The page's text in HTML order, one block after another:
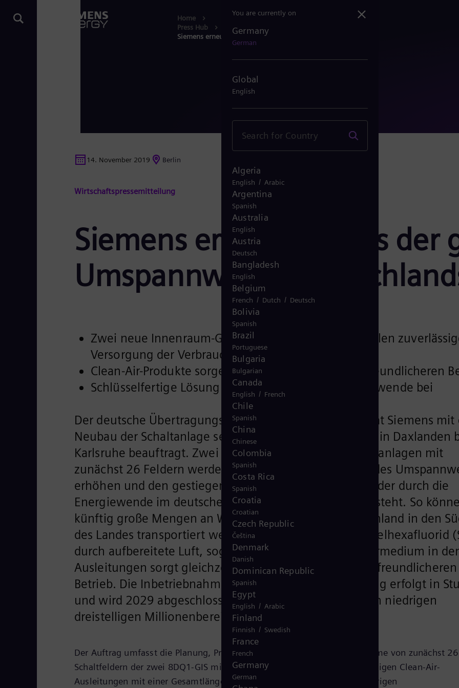
Home
Press Hub
Siemens erneuert eines der größten Umspa...
14. November 2019 Berlin
Wirtschaftspressemitteilung
Siemens erneuert eines der
Umspannwerke
Zwei neue Innenraum-GIS erhöhen Leistung und stellen
Versorgung der Verbraucher sicher
Clean-Air-Produkte sorgen für einen deutlich klimafreundlicheren
Schlüsselfertige Lösung trägt wesentlich zur Energiewende bei
Der deutsche Übertragungsnetzbetreiber TransnetBW hat Siemens mit
Neubau der Schaltanlage seines 380-kV-Umspannwerks in Daxlanden
Karlsruhe beauftragt. Zwei neue gasisolierte Innenraumanlagen mit
zunächst 26 Feldern werden die Übertragungsleistung des
erhöhen und den gestiegenen Transportbedarf decken, der durch die
Energiewende im deutschen Höchstspannungsnetz entsteht. So
künftig große Mengen an Windenergie aus Norddeutschland in den
des Landes transportiert werden. Der Ersatz von Schwefelhexafluorid
durch aufbereitete Luft, sogenannte Clean Air, als Isoliermedium in
Ausleitungen sorgt gleichzeitig für einen deutlich klimafreundlicheren
Betrieb. Die Inbetriebnahme der schlüsselfertigen Lösung erfolgt in
und wird 2029 abgeschlossen. Der Auftragswert liegt im niedrigen
dreistelligen Millionenbereich.
Der Auftrag umfasst die Planung, Produktion, Lieferung und Inbetriebnahme von zunächst 26
Schaltfeldern der zwei 8DQ1-GIS mit 3-fach-Sammelschienen und einphasigen Clean-Air-
Ausleitungen mit einer Gesamtlänge von 3860 Metern und den dazugehörigen
You are currently on
Germany
German
Global
English
Algeria
English / Arabic
Argentina
Spanish
Australia
English
Austria
Deutsch
Bangladesh
English
Belgium
French / Dutch / Deutsch
Bolivia
Spanish
Brazil
Portuguese
Bulgaria
Bulgarian
Canada
English / French
Chile
Spanish
China
Chinese
Colombia
Spanish
Costa Rica
Spanish
Croatia
Croatian
Czech Republic
Čeština
Denmark
Danish
Dominican Republic
Spanish
Egypt
English / Arabic
Finland
Finnish / Swedish
France
French
Germany
German